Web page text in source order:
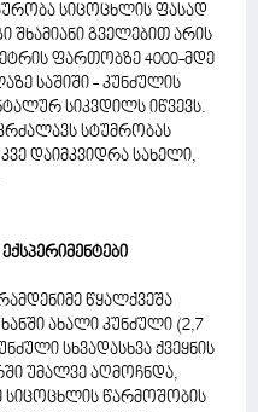
სიცოცხლის ფასად
შხამიანი გველებით არის
ფართობზე 4000-მდე
საშიში - კუნძულის
სიკვდილს იწვევს.
სტუმრობას
დაიმკვიდრა სახელი,
წყალქვეშა
ახალი კუნძული (2,7
სხვადასხვა ქვეყნის
უმალვე აღმოჩნდა,
სიცოცხლის წარმოშობის